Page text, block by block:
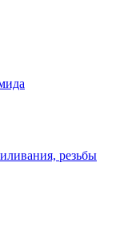
резьбы